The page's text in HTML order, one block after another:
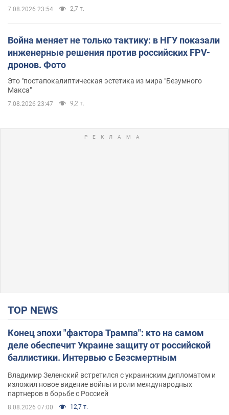
7.08.2026 23:54 2,7 т.
Война меняет не только тактику: в НГУ показали
инженерные решения против российских FPV-
дронов. Фото
Это "постапокалиптическая эстетика из мира "Безумного
Макса"
7.08.2026 23:47 9,2 т.
TOP NEWS
Конец эпохи "фактора Трампа": кто на самом
деле обеспечит Украине защиту от российской
баллистики. Интервью с Безсмертным
Владимир Зеленский встретился с украинским дипломатом и
изложил новое видение войны и роли международных
партнеров в борьбе с Россией
8.08.2026 07:00 12,7 т.